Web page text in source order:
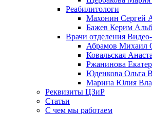
Реабилитологи
Махонин Сергей
Бажев Керим
Врачи отделения
Абрамов Михаил
Ковальская
Ржанинова
Юденкова Ольга
Марина Юлия
Реквизиты ЦЗиР
Статьи
С чем мы работаем